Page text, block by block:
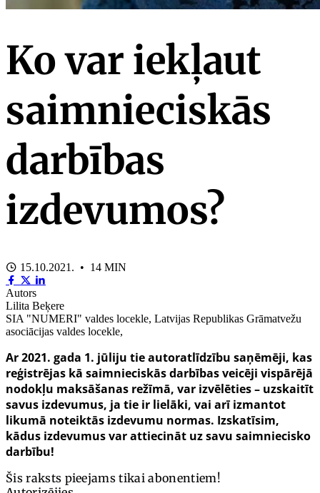
Ko var iekļaut
saimnieciskās
darbības
izdevumos?
15.10.2021. • 14 MIN
Autors
Lilita Beķere
SIA "NUMERI" valdes locekle, Latvijas Republikas Grāmatvežu
asociācijas valdes locekle,
Ar 2021. gada 1. jūliju tie autoratlīdzību saņēmēji, kas
reģistrējas kā saimnieciskās darbības veicēji vispārējā
nodokļu maksāšanas režīmā, var izvēlēties – uzskaitīt
savus izdevumus, ja tie ir lielāki, vai arī izmantot
likumā noteiktās izdevumu normas. Izskatīsim,
kādus izdevumus var attiecināt uz savu saimniecisko
darbību!
Šis raksts pieejams tikai abonentiem!